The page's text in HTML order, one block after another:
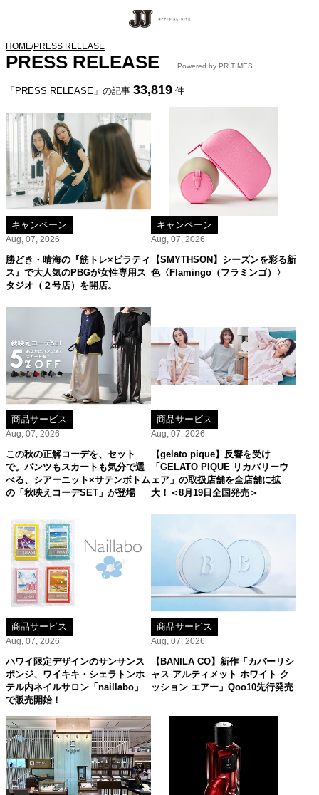
HOME/PRESS RELEASE
PRESS RELEASE Powered by PR TIMES
「PRESS RELEASE」の記事 33,819 件
キャンペーン
Aug, 07, 2026
勝どき・晴海の『筋トレ×ピラティ
ス』で大人気のPBGが女性専用ス
タジオ（２号店）を開店。
キャンペーン
Aug, 07, 2026
【SMYTHSON】シーズンを彩る新
色〈Flamingo（フラミンゴ）〉
商品サービス
Aug, 07, 2026
この秋の正解コーデを、セット
で。パンツもスカートも気分で選
べる、シアーニット×サテンボトム
の「秋映えコーデSET」が登場
商品サービス
Aug, 07, 2026
【gelato pique】反響を受け
「GELATO PIQUE リカバリーウ
ェア」の取扱店舗を全店舗に拡
大！＜8月19日全国発売＞
商品サービス
Aug, 07, 2026
ハワイ限定デザインのサンサンス
ポンジ、ワイキキ・シェラトンホ
テル内ネイルサロン「naillabo」
で販売開始！
商品サービス
Aug, 07, 2026
【BANILA CO】新作「カバーリシ
ャス アルティメット ホワイト ク
ッション エアー」Qoo10先行発売